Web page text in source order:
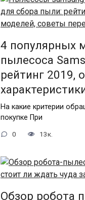
4 популярных
пылесоса
рейтинг 2019,
На какие критерии
покупке При
0 13к.
Обзор робота